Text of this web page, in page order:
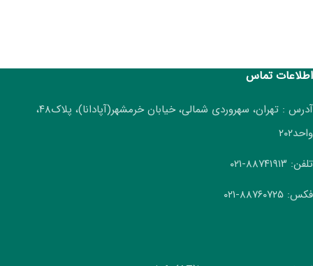
اطلاعات تماس
آدرس : تهران، سهروردی شمالی، خیابان خرمشهر(آپادانا)، پلاک۴۸،
واحد۲۰۲
تلفن: ۸۸۷۴۱۹۱۳-۰۲۱
فکس: ۸۸۷۶۰۷۲۵-۰۲۱